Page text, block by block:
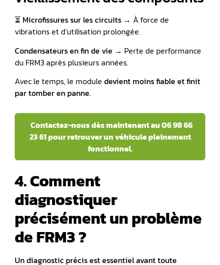
⏳ Microfissures sur les circuits → À force de
vibrations et d’utilisation prolongée.
Condensateurs en fin de vie → Perte de performance
du FRM3 après plusieurs années.
Avec le temps, le module devient moins fiable et finit
par tomber en panne.
Contactez-nous dès maintenant au 06 98 66
23 61 pour retrouver un véhicule pleinement
fonctionnel.
4. Comment
diagnostiquer
précisément un problème
de FRM3 ?
Un diagnostic précis est essentiel avant toute